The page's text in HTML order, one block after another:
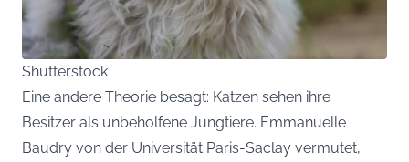
Shutterstock
Eine andere Theorie besagt: Katzen sehen ihre
Besitzer als unbeholfene Jungtiere. Emmanuelle
Baudry von der Universität Paris-Saclay vermutet,